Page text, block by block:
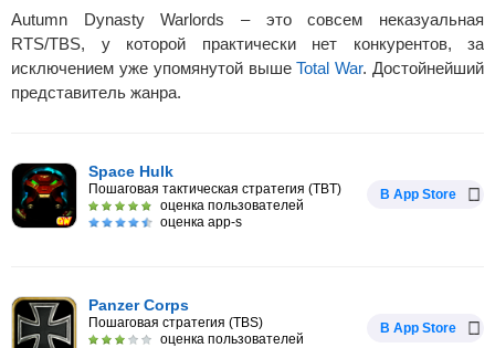
Autumn Dynasty Warlords – это совсем неказуальная
RTS/TBS, у которой практически нет конкурентов, за
исключением уже упомянутой вышеTotal War. Достойнейший
представитель жанра.
Space Hulk
Пошаговая тактическая стратегия (TBT)
оценка пользователей
оценка app-s
В App Store
Panzer Corps
Пошаговая стратегия (TBS)
оценка пользователей
В App Store